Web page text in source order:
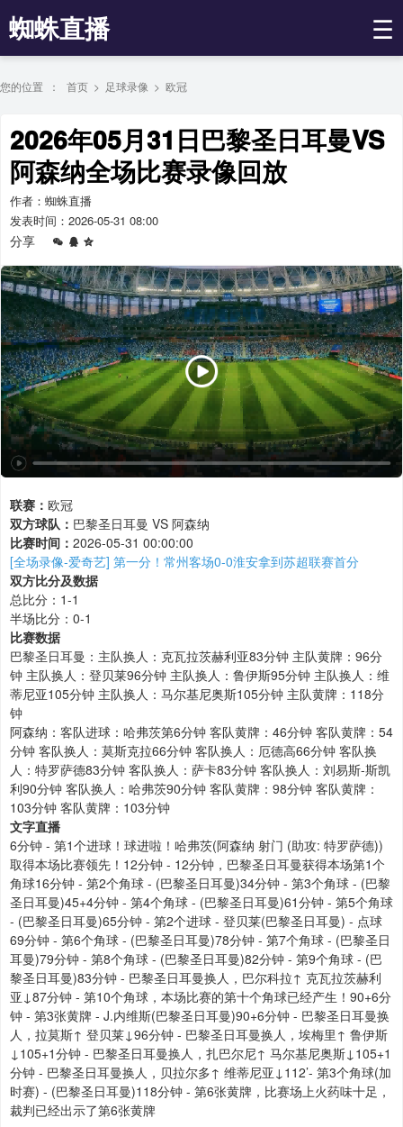
蜘蛛直播 ☰
您的位置 ： 首页 > 足球录像 > 欧冠
2026年05月31日巴黎圣日耳曼VS
阿森纳全场比赛录像回放
作者：蜘蛛直播
发表时间：2026-05-31 08:00
分享
联赛： 欧冠
双方球队： 巴黎圣日耳曼 VS 阿森纳
比赛时间： 2026-05-31 00:00:00
[全场录像-爱奇艺] 第一分！常州客场0-0淮安拿到苏超联赛首分
双方比分及数据
总比分：1-1
半场比分：0-1
比赛数据
巴黎圣日耳曼：主队换人：克瓦拉茨赫利亚83分钟 主队黄牌：96分
钟 主队换人：登贝莱96分钟 主队换人：鲁伊斯95分钟 主队换人：维
蒂尼亚105分钟 主队换人：马尔基尼奥斯105分钟 主队黄牌：118分
钟
阿森纳：客队进球：哈弗茨第6分钟 客队黄牌：46分钟 客队黄牌：54
分钟 客队换人：莫斯克拉66分钟 客队换人：厄德高66分钟 客队换
人：特罗萨德83分钟 客队换人：萨卡83分钟 客队换人：刘易斯-斯凯
利90分钟 客队换人：哈弗茨90分钟 客队黄牌：98分钟 客队黄牌：
103分钟 客队黄牌：103分钟
文字直播
6分钟 - 第1个进球！球进啦！哈弗茨(阿森纳 射门 (助攻: 特罗萨德))
取得本场比赛领先！12分钟 - 12分钟，巴黎圣日耳曼获得本场第1个
角球16分钟 - 第2个角球 - (巴黎圣日耳曼)34分钟 - 第3个角球 - (巴黎
圣日耳曼)45+4分钟 - 第4个角球 - (巴黎圣日耳曼)61分钟 - 第5个角球
- (巴黎圣日耳曼)65分钟 - 第2个进球 - 登贝莱(巴黎圣日耳曼) - 点球
69分钟 - 第6个角球 - (巴黎圣日耳曼)78分钟 - 第7个角球 - (巴黎圣日
耳曼)79分钟 - 第8个角球 - (巴黎圣日耳曼)82分钟 - 第9个角球 - (巴
黎圣日耳曼)83分钟 - 巴黎圣日耳曼换人，巴尔科拉↑ 克瓦拉茨赫利
亚↓87分钟 - 第10个角球，本场比赛的第十个角球已经产生！90+6分
钟 - 第3张黄牌 - J.内维斯(巴黎圣日耳曼)90+6分钟 - 巴黎圣日耳曼换
人，拉莫斯↑ 登贝莱↓96分钟 - 巴黎圣日耳曼换人，埃梅里↑ 鲁伊斯
↓105+1分钟 - 巴黎圣日耳曼换人，扎巴尔尼↑ 马尔基尼奥斯↓105+1
分钟 - 巴黎圣日耳曼换人，贝拉尔多↑ 维蒂尼亚↓112’- 第3个角球(加
时赛) - (巴黎圣日耳曼)118分钟 - 第6张黄牌，比赛场上火药味十足，
裁判已经出示了第6张黄牌